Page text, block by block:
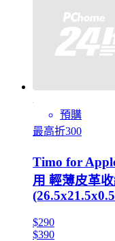
預購
最高折300
Timo for
用 輕薄皮革
$290
$390